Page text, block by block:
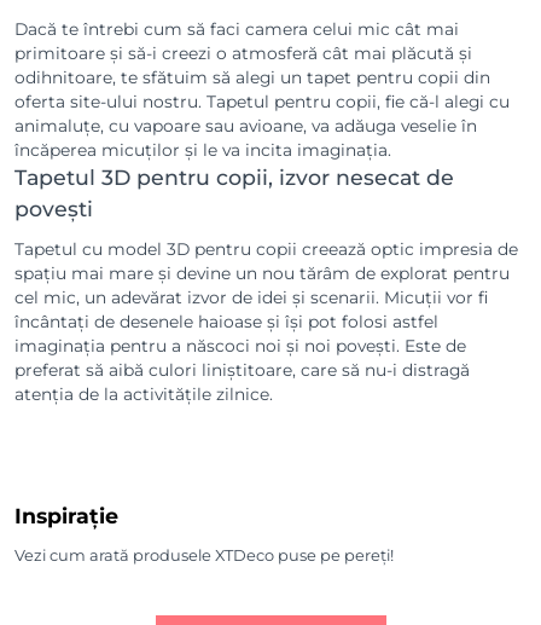
Dacă te întrebi cum să faci camera celui mic cât mai
primitoare și să-i creezi o atmosferă cât mai plăcută și
odihnitoare, te sfătuim să alegi un tapet pentru copii din
oferta site-ului nostru. Tapetul pentru copii, fie că-l alegi cu
animaluțe, cu vapoare sau avioane, va adăuga veselie în
încăperea micuților și le va incita imaginația.
Tapetul 3D pentru copii, izvor nesecat de
povești
Tapetul cu model 3D pentru copii creează optic impresia de
spațiu mai mare și devine un nou tărâm de explorat pentru
cel mic, un adevărat izvor de idei și scenarii. Micuții vor fi
încântați de desenele haioase și își pot folosi astfel
imaginația pentru a născoci noi și noi povești. Este de
preferat să aibă culori liniștitoare, care să nu-i distragă
atenția de la activitățile zilnice.
Inspirație
Vezi cum arată produsele XTDeco puse pe pereți!